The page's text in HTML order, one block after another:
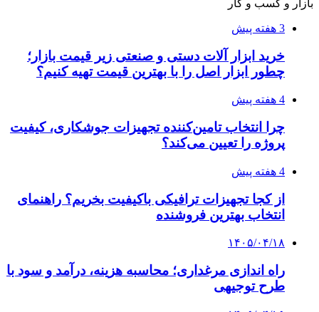
محبوب شده است؟
۱۴۰۵/۰۳/۳۱
۱۴۰۵/۰۳/۲۸
چرا بسیاری از کسب‌وکارها بدون ثبت شرکت
نمی‌توانند با سازمان‌ها و شرکت‌های بزرگ همکاری
کنند؟
۱۴۰۳/۱۱/۱۸
افتتاح ۱۵ کیلومتر مسیر و ۲ ایستگاه تا شایان دوره
ششم